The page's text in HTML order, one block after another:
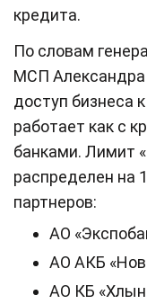
кредита.
По словам
МСП Александра
доступ бизнеса
работает как с
банками. Лимит
распределен на
партнеров:
АО
АО АКБ
АО КБ